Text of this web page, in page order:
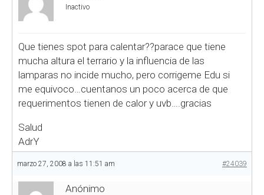
Inactivo
Que tienes spot para calentar??parace que tiene
mucha altura el terrario y la influencia de las
lamparas no incide mucho, pero corrigeme Edu si
me equivoco…cuentanos un poco acerca de que
requerimentos tienen de calor y uvb….gracias
Salud
AdrY
marzo 27, 2008 a las 11:51 am #24039
Anónimo